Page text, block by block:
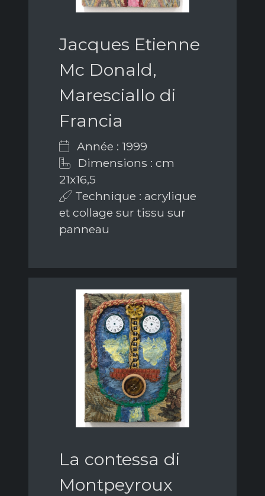
Jacques Etienne
Mc Donald,
Maresciallo di
Francia
Année : 1999
Dimensions : cm
21x16,5
Technique : acrylique
et collage sur tissu sur
panneau
La contessa di
Montpeyroux